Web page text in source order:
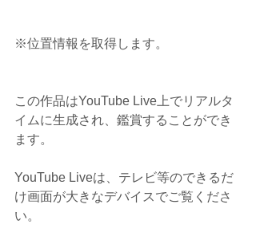
※位置情報を取得します。
この作品はYouTube Live上でリアルタ
イムに生成され、鑑賞することができ
ます。
YouTube Liveは、テレビ等のできるだ
け画面が大きなデバイスでご覧くださ
い。